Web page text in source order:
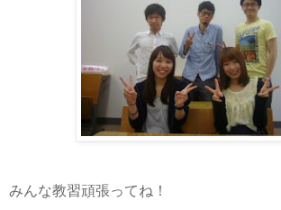
みんな教習頑張ってね！